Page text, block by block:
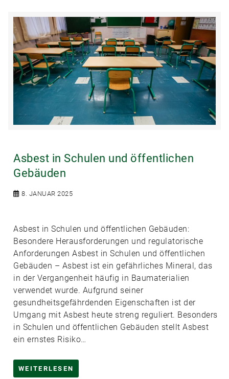
Asbest in Schulen und öffentlichen
Gebäuden
8. JANUAR 2025
Asbest in Schulen und öffentlichen Gebäuden:
Besondere Herausforderungen und regulatorische
Anforderungen Asbest in Schulen und öffentlichen
Gebäuden – Asbest ist ein gefährliches Mineral, das
in der Vergangenheit häufig in Baumaterialien
verwendet wurde. Aufgrund seiner
gesundheitsgefährdenden Eigenschaften ist der
Umgang mit Asbest heute streng reguliert. Besonders
in Schulen und öffentlichen Gebäuden stellt Asbest
ein ernstes Risiko…
WEITERLESEN